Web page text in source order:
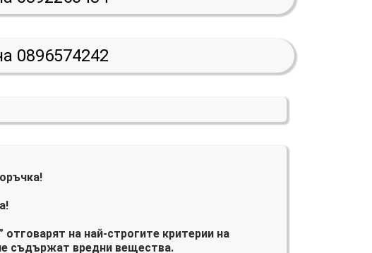
0896574242
на най-строгите критерии на
съдържат вредни вещества.